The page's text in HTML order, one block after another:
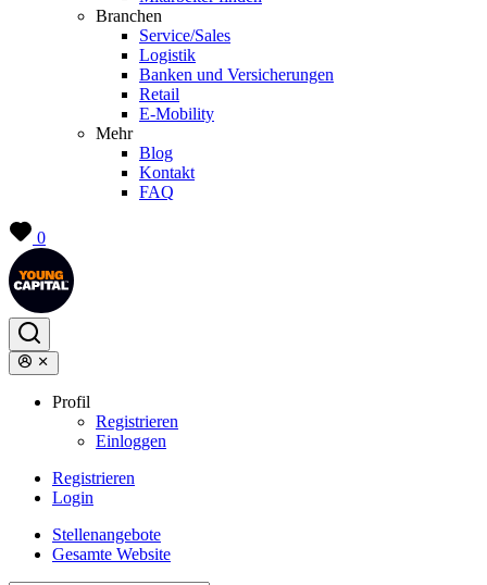
Branchen
Service/Sales
Logistik
Banken und Versicherungen
Retail
E-Mobility
Mehr
Blog
Kontakt
FAQ
0
Profil
Registrieren
Einloggen
Registrieren
Login
Stellenangebote
Gesamte Website